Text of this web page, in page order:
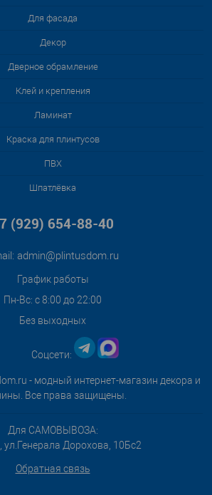
Для фасада
Декор
Дверное обрамление
Клей и крепления
Ламинат
Краска для плинтусов
ПВХ
Шпатлёвка
- модный интернет-магазин декора и
Все права защищены.
Для САМОВЫВОЗА:
ул.Генерала Дорохова, 10Бс2
Обратная связь
(929) 654-88-40
admin@plintusdom.ru
График работы
Пн-Вс: с 8:00 до 22:00
Без выходных
Соцсети: